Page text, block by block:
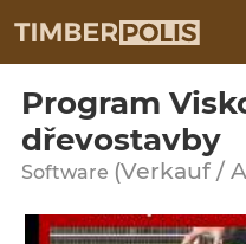
Program
dřevostavby
Software (Verkauf /